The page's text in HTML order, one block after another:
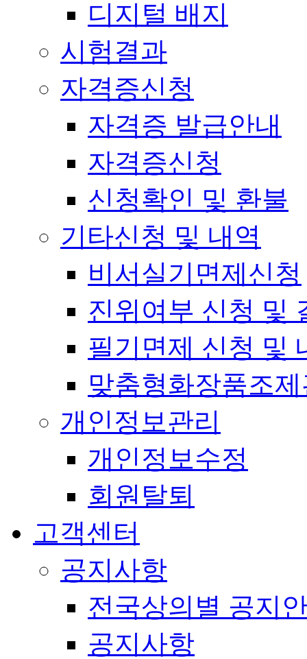
디지털 배지
시험결과
자격증신청
자격증 발급안내
자격증신청
신청확인 및 환불
기타신청 및 내역
비서실기면제신청
진위여부 신청 및
필기면제 신청 및
맞춤형화장품조
개인정보관리
개인정보수정
회원탈퇴
고객센터
공지사항
전국상의별 공지
공지사항